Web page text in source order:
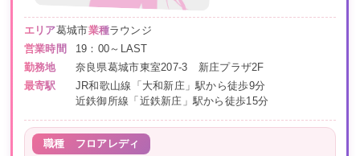
エリア葛城市業種ラウンジ
営業時間
19：00～LAST
勤務地
奈良県葛城市東室207-3 新庄プラザ2F
最寄駅
JR和歌山線「大和新庄」駅から徒歩9分
近鉄御所線「近鉄新庄」駅から徒歩15分
職種 フロアレディ